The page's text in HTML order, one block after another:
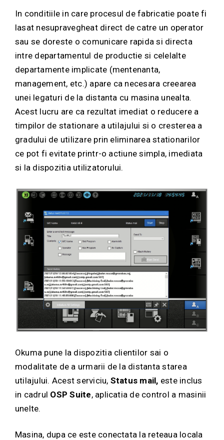
In conditiile in care procesul de fabricatie poate fi
lasat nesupravegheat direct de catre un operator
sau se doreste o comunicare rapida si directa
intre departamentul de productie si celelalte
departamente implicate (mentenanta,
management, etc.) apare ca necesara creearea
unei legaturi de la distanta cu masina unealta.
Acest lucru are ca rezultat imediat o reducere a
timpilor de stationare a utilajului si o cresterea a
gradului de utilizare prin eliminarea stationarilor
ce pot fi evitate printr-o actiune simpla, imediata
si la dispozitia utilizatorului.
Okuma pune la dispozitia clientilor sai o
modalitate de a urmarii de la distanta starea
utilajului. Acest serviciu, Status mail, este inclus
in cadrul OSP Suite, aplicatia de control a masinii
unelte.
Masina, dupa ce este conectata la reteaua locala